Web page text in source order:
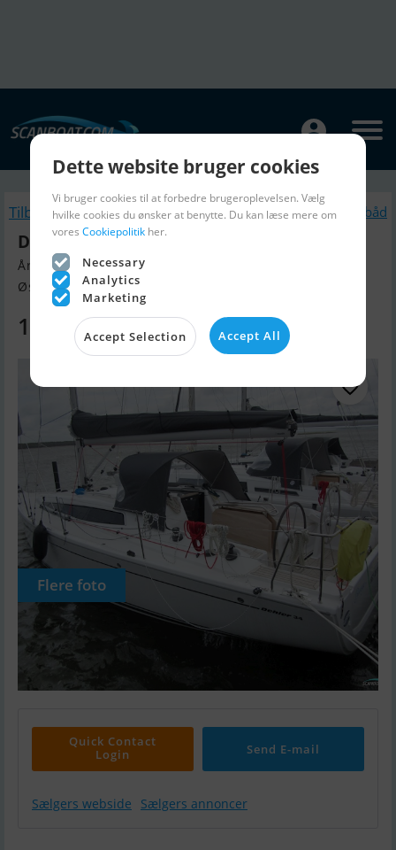
Tilbage Lignende Sejlbåd
Dehler 34
Årgang 2022, Sejlbåd til salg
Østersøen, Tyskland
1.570.000 DKK
Flere foto
Quick Contact
Login
Send E-mail
Sælgers webside Sælgers annoncer
Dette website bruger cookies
Vi bruger cookies til at forbedre brugeroplevelsen. Vælg
hvilke cookies du ønsker at benytte. Du kan læse mere om
vores Cookiepolitik her.
Necessary
Analytics
Marketing
Accept Selection Accept All